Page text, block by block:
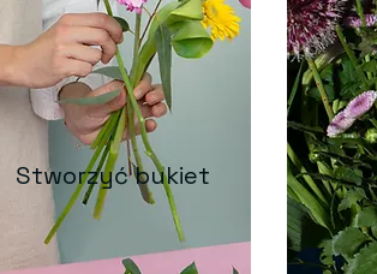
Stworzyć bukiet